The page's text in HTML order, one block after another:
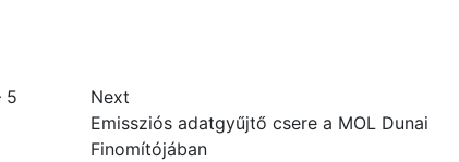
Next
Emissziós adatgyűjtő csere a MOL Dunai
Finomítójában